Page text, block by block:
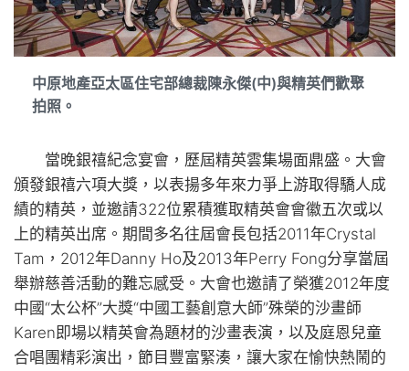
中原地產亞太區住宅部總裁陳永傑(中)與精英們歡聚
拍照。
當晚銀禧紀念宴會，歷屆精英雲集場面鼎盛。大會
頒發銀禧六項大獎，以表揚多年來力爭上游取得驕人成
績的精英，並邀請322位累積獲取精英會會徽五次或以
上的精英出席。期間多名往屆會長包括2011年Crystal
Tam，2012年Danny Ho及2013年Perry Fong分享當屆
舉辦慈善活動的難忘感受。大會也邀請了榮獲2012年度
中國“太公杯”大獎“中國工藝創意大師”殊榮的沙畫師
Karen即場以精英會為題材的沙畫表演，以及庭恩兒童
合唱團精彩演出，節目豐富緊湊，讓大家在愉快熱鬧的